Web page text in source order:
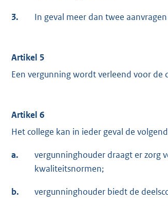
3. In geval meer dan twee
Artikel 5
Een vergunning wordt verleend voor de
Artikel 6
Het college kan in ieder geval de
a.
vergunninghouder draagt er zorg
kwaliteitsnormen;
b. vergunninghouder biedt de